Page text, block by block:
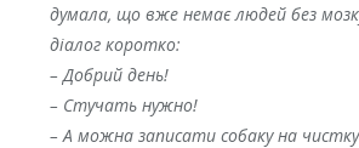
думала, що вже немає людей без
діалог коротко:
– Добрий день!
– Стучать нужно!
– А можна записати собаку на чистку